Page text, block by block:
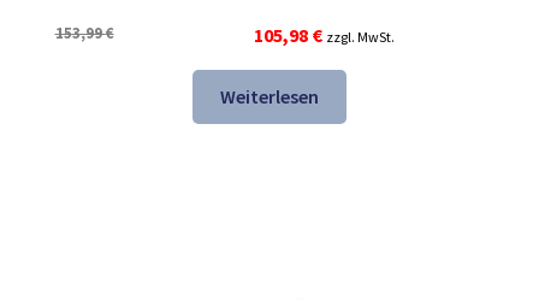
153,99€
Ursprünglicher
Preis
war:
153,99 €
105,98 €Aktueller
Preis
105,98 €.
zzgl. MwSt.
Weiterlesen